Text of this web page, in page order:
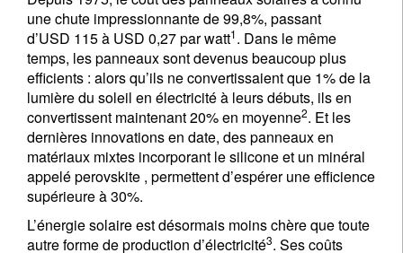
une chute impressionnante de 99,8%, passant
d’USD 115 à USD 0,27 par watt1. Dans le même
temps, les panneaux sont devenus beaucoup plus
efficients : alors qu’ils ne convertissaient que 1% de la
lumière du soleil en électricité à leurs débuts, ils en
convertissent maintenant 20% en moyenne2. Et les
dernières innovations en date, des panneaux en
matériaux mixtes incorporant le silicone et un minéral
appelé perovskite , permettent d’espérer une efficience
supérieure à 30%.
L’énergie solaire est désormais moins chère que toute
autre forme de production d’électricité3. Ses coûts